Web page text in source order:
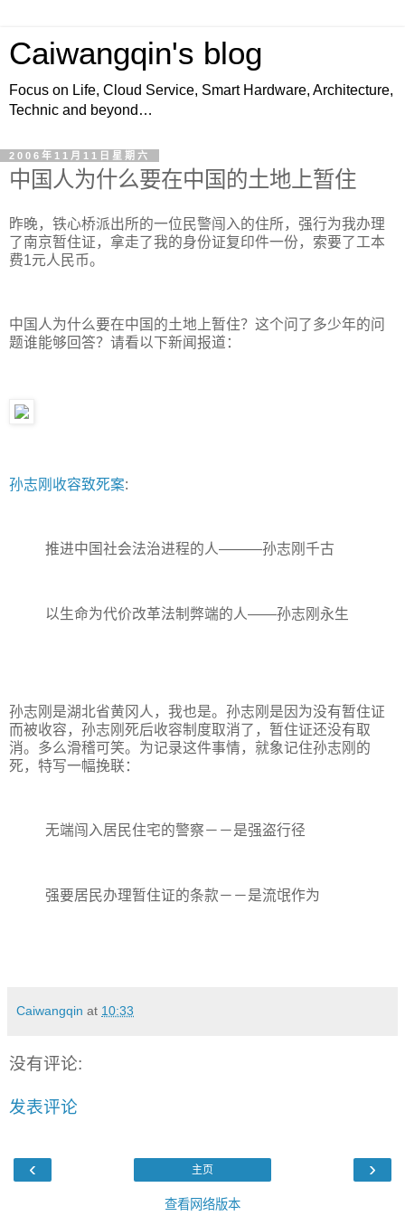
Caiwangqin's blog
Focus on Life, Cloud Service, Smart Hardware, Architecture,
Technic and beyond…
2006年11月11日星期六
中国人为什么要在中国的土地上暂住
昨晚，铁心桥派出所的一位民警闯入的住所，强行为我办理
了南京暂住证，拿走了我的身份证复印件一份，索要了工本
费1元人民币。
中国人为什么要在中国的土地上暂住？这个问了多少年的问
题谁能够回答？请看以下新闻报道：
孙志刚收容致死案:
推进中国社会法治进程的人———孙志刚千古
以生命为代价改革法制弊端的人——孙志刚永生
孙志刚是湖北省黄冈人，我也是。孙志刚是因为没有暂住证
而被收容，孙志刚死后收容制度取消了，暂住证还没有取
消。多么滑稽可笑。为记录这件事情，就象记住孙志刚的
死，特写一幅挽联：
无端闯入居民住宅的警察－－是强盗行径
强要居民办理暂住证的条款－－是流氓作为
Caiwangqin at 10:33
没有评论:
发表评论
‹ ›
主页
查看网络版本